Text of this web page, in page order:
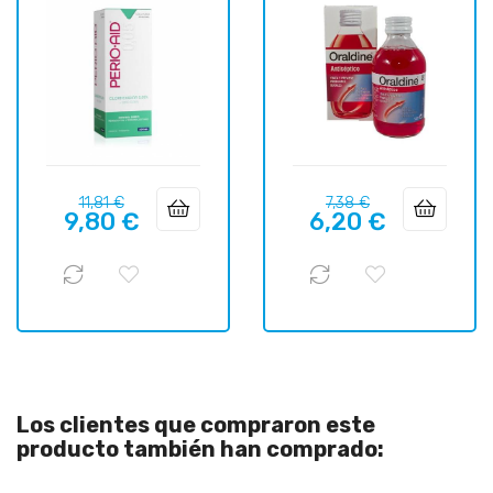
Precio
regular
11,81 €Precio
9,80 €
Precio
regular
7,38 €Precio
6,20 €
Los clientes que compraron este
producto también han comprado: